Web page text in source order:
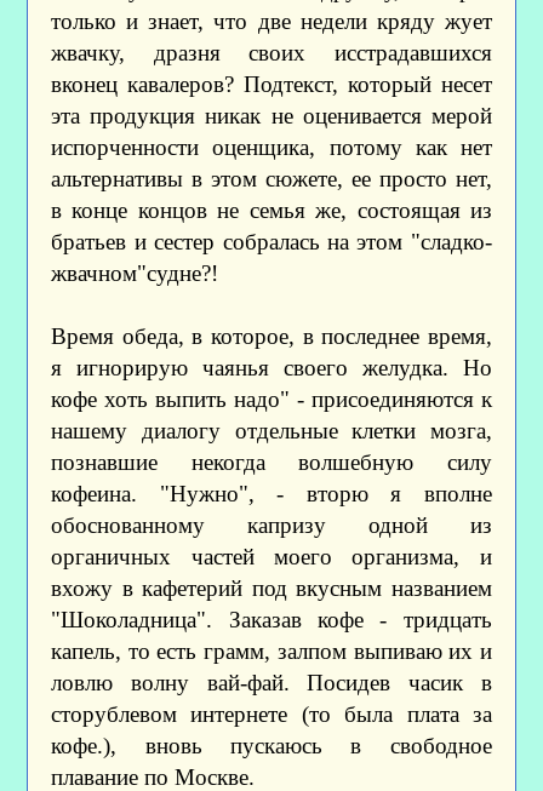
только и знает, что две недели кряду жует
жвачку, дразня своих исстрадавшихся
вконец кавалеров? Подтекст, который несет
эта продукция никак не оценивается мерой
испорченности оценщика, потому как нет
альтернативы в этом сюжете, ее просто нет,
в конце концов не семья же, состоящая из
братьев и сестер собралась на этом "сладко-
жвачном"судне?!
Время обеда, в которое, в последнее время,
я игнорирую чаянья своего желудка. Но
кофе хоть выпить надо" - присоединяются к
нашему диалогу отдельные клетки мозга,
познавшие некогда волшебную силу
кофеина. "Нужно", - вторю я вполне
обоснованному капризу одной из
органичных частей моего организма, и
вхожу в кафетерий под вкусным названием
"Шоколадница". Заказав кофе - тридцать
капель, то есть грамм, залпом выпиваю их и
ловлю волну вай-фай. Посидев часик в
сторублевом интернете (то была плата за
кофе.), вновь пускаюсь в свободное
плавание по Москве.